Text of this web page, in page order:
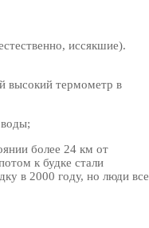
иссякшие).
высокий термометр в
более 24 км от
к будке стали
в 2000 году, но люди все